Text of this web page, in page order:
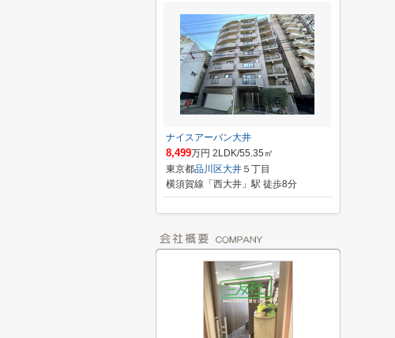
ナイスアーバン大井
8,499万円 2LDK/55.35㎡
東京都品川区大井 ５丁目
横須賀線「西大井」駅 徒歩8分